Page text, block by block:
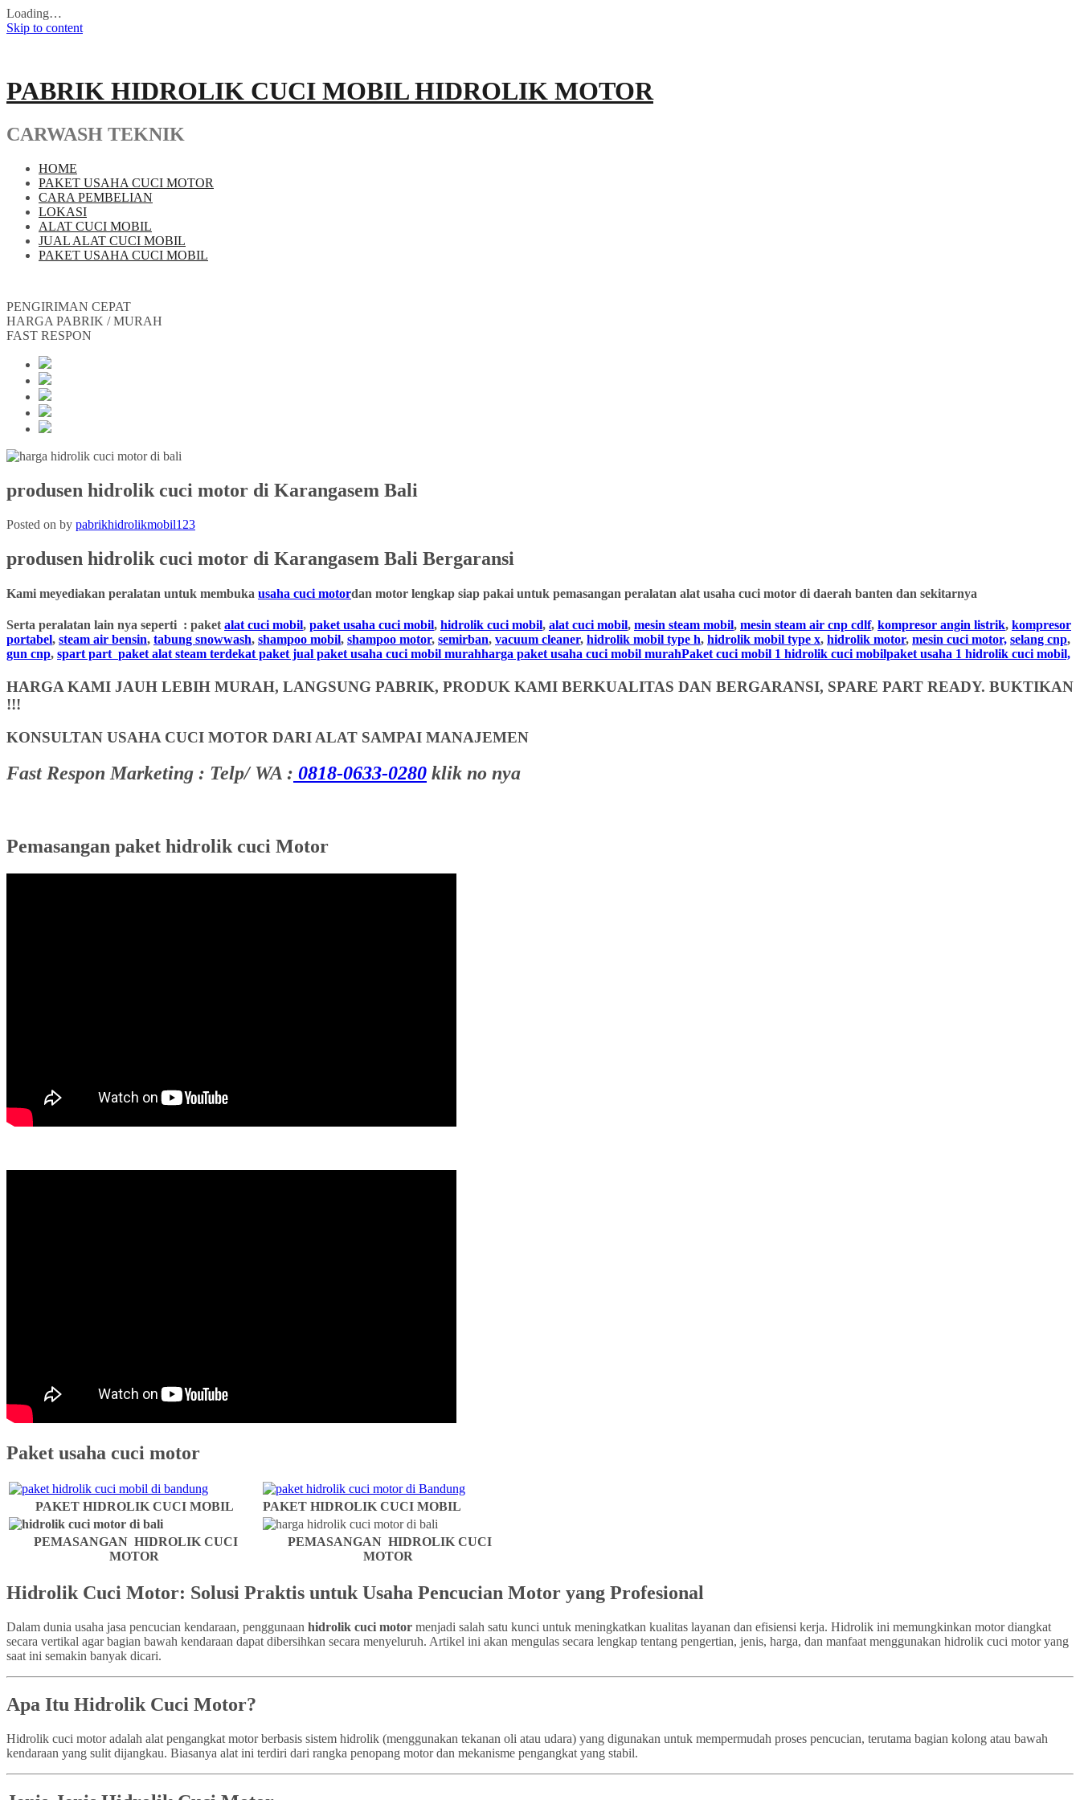
Loading…
Skip to content
PABRIK HIDROLIK CUCI MOBIL HIDROLIK MOTOR
CARWASH TEKNIK
HOME
PAKET USAHA CUCI MOTOR
CARA PEMBELIAN
LOKASI
ALAT CUCI MOBIL
JUAL ALAT CUCI MOBIL
PAKET USAHA CUCI MOBIL
PENGIRIMAN CEPAT
HARGA PABRIK / MURAH
FAST RESPON
produsen hidrolik cuci motor di Karangasem Bali
Posted on by pabrikhidrolikmobil123
produsen hidrolik cuci motor di Karangasem Bali Bergaransi
Kami meyediakan peralatan untuk membuka usaha cuci motordan motor lengkap siap pakai untuk pemasangan peralatan alat usaha cuci motor di daerah banten dan sekitarnya
Serta peralatan lain nya seperti : paket alat cuci mobil, paket usaha cuci mobil, hidrolik cuci mobil, alat cuci mobil, mesin steam mobil, mesin steam air cnp cdlf, kompresor angin listrik, kompresor
portabel, steam air bensin, tabung snowwash, shampoo mobil, shampoo motor, semirban, vacuum cleaner, hidrolik mobil type h, hidrolik mobil type x, hidrolik motor, mesin cuci motor, selang cnp,
gun cnp, spart part paket alat steam terdekat paket jual paket usaha cuci mobil murahharga paket usaha cuci mobil murahPaket cuci mobil 1 hidrolik cuci mobilpaket usaha 1 hidrolik cuci mobil,
HARGA KAMI JAUH LEBIH MURAH, LANGSUNG PABRIK, PRODUK KAMI BERKUALITAS DAN BERGARANSI, SPARE PART READY. BUKTIKAN
!!!
KONSULTAN USAHA CUCI MOTOR DARI ALAT SAMPAI MANAJEMEN
Fast Respon Marketing : Telp/ WA : 0818-0633-0280 klik no nya
Pemasangan paket hidrolik cuci Motor
Paket usaha cuci motor
PAKET HIDROLIK CUCI MOBIL PAKET HIDROLIK CUCI MOBIL
PEMASANGAN HIDROLIK CUCI
MOTOR
PEMASANGAN HIDROLIK CUCI
MOTOR
Hidrolik Cuci Motor: Solusi Praktis untuk Usaha Pencucian Motor yang Profesional
Dalam dunia usaha jasa pencucian kendaraan, penggunaan hidrolik cuci motor menjadi salah satu kunci untuk meningkatkan kualitas layanan dan efisiensi kerja. Hidrolik ini memungkinkan motor diangkat
secara vertikal agar bagian bawah kendaraan dapat dibersihkan secara menyeluruh. Artikel ini akan mengulas secara lengkap tentang pengertian, jenis, harga, dan manfaat menggunakan hidrolik cuci motor yang
saat ini semakin banyak dicari.
Apa Itu Hidrolik Cuci Motor?
Hidrolik cuci motor adalah alat pengangkat motor berbasis sistem hidrolik (menggunakan tekanan oli atau udara) yang digunakan untuk mempermudah proses pencucian, terutama bagian kolong atau bawah
kendaraan yang sulit dijangkau. Biasanya alat ini terdiri dari rangka penopang motor dan mekanisme pengangkat yang stabil.